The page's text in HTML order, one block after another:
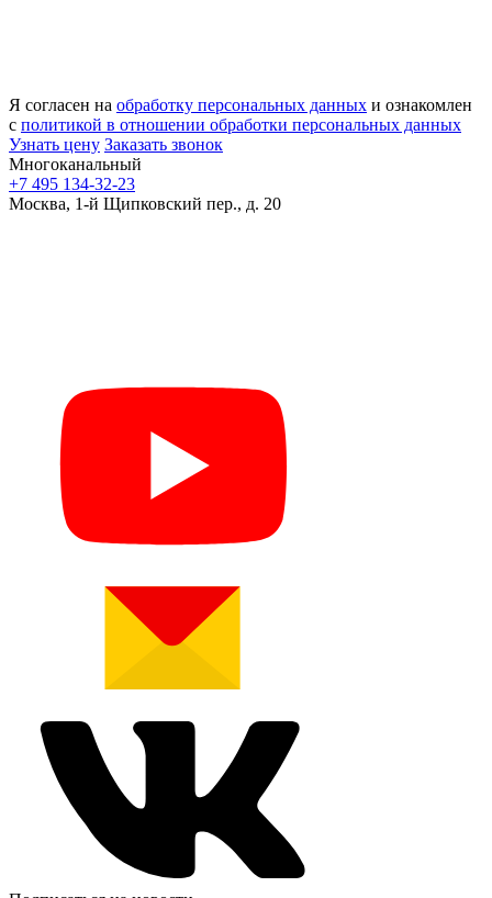
Я согласен на обработку персональных данных и ознакомлен
с политикой в отношении обработки персональных данных
Узнать цену Заказать звонок
Многоканальный
+7 495 134-32-23
Москва, 1-й Щипковский пер., д. 20